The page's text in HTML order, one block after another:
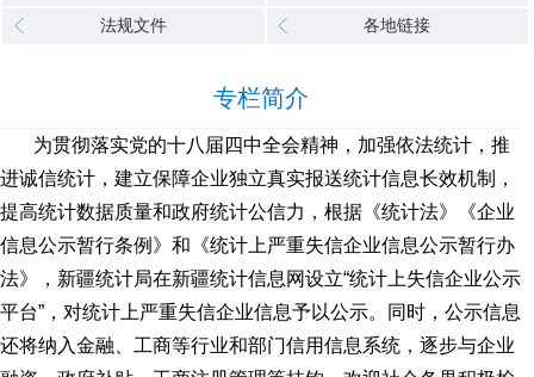
法规文件 各地链接
专栏简介
为贯彻落实党的十八届四中全会精神，加强依法统计，推
进诚信统计，建立保障企业独立真实报送统计信息长效机制，
提高统计数据质量和政府统计公信力，根据《统计法》《企业
信息公示暂行条例》和《统计上严重失信企业信息公示暂行办
法》，新疆统计局在新疆统计信息网设立“统计上失信企业公示
平台”，对统计上严重失信企业信息予以公示。同时，公示信息
还将纳入金融、工商等行业和部门信用信息系统，逐步与企业